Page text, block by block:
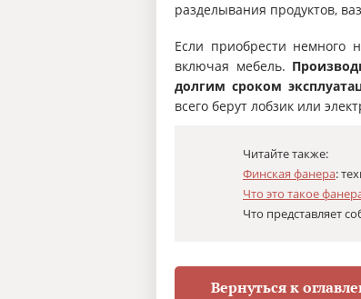
разделывания продуктов,
Если приобрести немного
включая мебель.
долгим сроком
всего берут лобзик или
Читайте также:
Финская фанера:
Что это такое
Что представляет
Вернуться к